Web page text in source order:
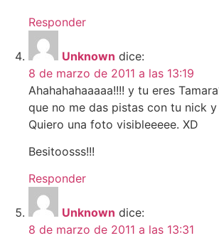
Responder
Unknown dice:
8 de marzo de 2011 a las 13:19
Ahahahahaaaaa!!!! y tu eres
que no me das pistas con tu nick
Quiero una foto visibleeeee. XD
Besitoosss!!!
Responder
Unknown dice:
8 de marzo de 2011 a las 13:31